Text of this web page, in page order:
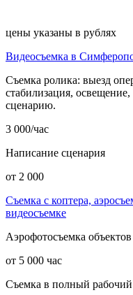
цены указаны в рублях
Видеосъемка в
Съемка ролика: выезд
стабилизация,
сценарию.
3 000/час
Написание сценария
от 2 000
Съемка с коптера,
видеосъемке
Аэрофотосъемка объектов
от 5 000 час
Съемка в полный рабочий